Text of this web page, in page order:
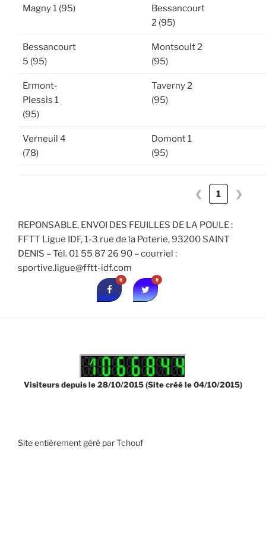
Magny 1 (95)
Bessancourt
2 (95)
Bessancourt
5 (95)
Montsoult 2
(95)
Ermont-
Plessis 1
(95)
Taverny 2
(95)
Verneuil 4
(78)
Domont 1
(95)
❮ 1 ❯
REPONSABLE, ENVOI DES FEUILLES DE LA POULE :
FFTT Ligue IDF, 1-3 rue de la Poterie, 93200 SAINT
DENIS – Tél. 01 55 87 26 90 – courriel :
sportive.ligue@fftt-idf.com
0 0
Visiteurs depuis le 28/10/2015 (Site créé le 04/10/2015)
Site entièrement géré par Tchouf